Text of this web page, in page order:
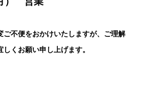
不便をおかけいたしますが、ご理解
しくお願い申し上げます。